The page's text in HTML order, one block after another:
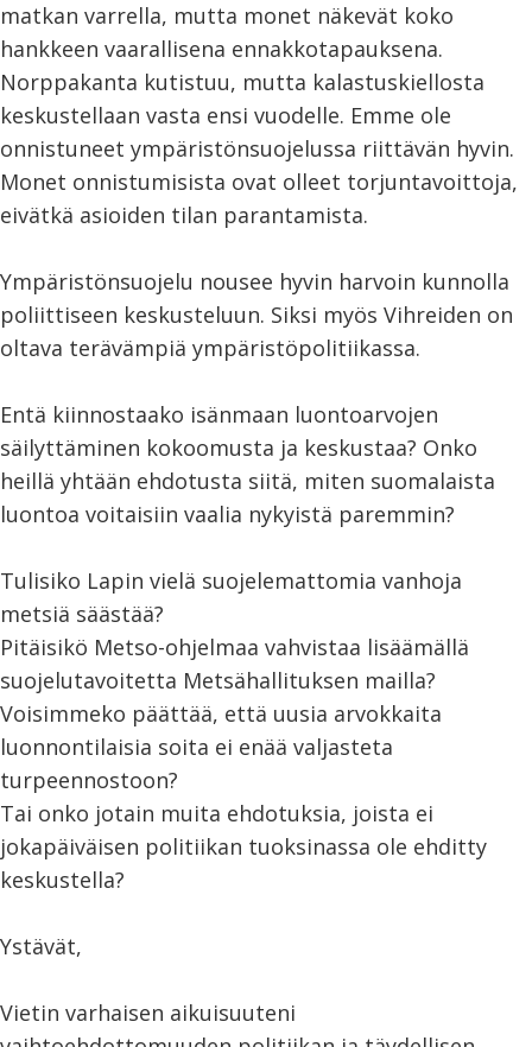
matkan varrella, mutta monet näkevät koko
hankkeen vaarallisena ennakkotapauksena.
Norppakanta kutistuu, mutta kalastuskiellosta
keskustellaan vasta ensi vuodelle. Emme ole
onnistuneet ympäristönsuojelussa riittävän hyvin.
Monet onnistumisista ovat olleet torjuntavoittoja,
eivätkä asioiden tilan parantamista.
Ympäristönsuojelu nousee hyvin harvoin kunnolla
poliittiseen keskusteluun. Siksi myös Vihreiden on
oltava terävämpiä ympäristöpolitiikassa.
Entä kiinnostaako isänmaan luontoarvojen
säilyttäminen kokoomusta ja keskustaa? Onko
heillä yhtään ehdotusta siitä, miten suomalaista
luontoa voitaisiin vaalia nykyistä paremmin?
Tulisiko Lapin vielä suojelemattomia vanhoja
metsiä säästää?
Pitäisikö Metso-ohjelmaa vahvistaa lisäämällä
suojelutavoitetta Metsähallituksen mailla?
Voisimmeko päättää, että uusia arvokkaita
luonnontilaisia soita ei enää valjasteta
turpeennostoon?
Tai onko jotain muita ehdotuksia, joista ei
jokapäiväisen politiikan tuoksinassa ole ehditty
keskustella?
Ystävät,
Vietin varhaisen aikuisuuteni